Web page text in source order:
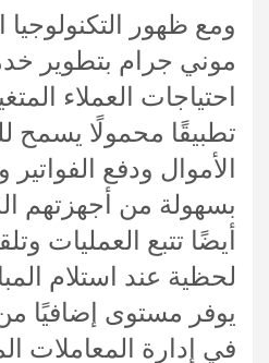
ومع ظهور
موني جرام بتطوير
احتياجات العملاء
تطبيقًا محمولًا يسمح
الأموال ودفع
بسهولة من أجهزتهم
أيضًا تتبع العمليات
لحظية عند استلام
يوفر مستوى إضافيًا
في إدارة المعاملات